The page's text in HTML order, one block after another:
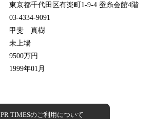
東京都千代田区有楽町1-9-4 蚕糸会館4階
03-4334-9091
甲斐 真樹
未上場
9500万円
1999年01月
PR TIMESのご利用について